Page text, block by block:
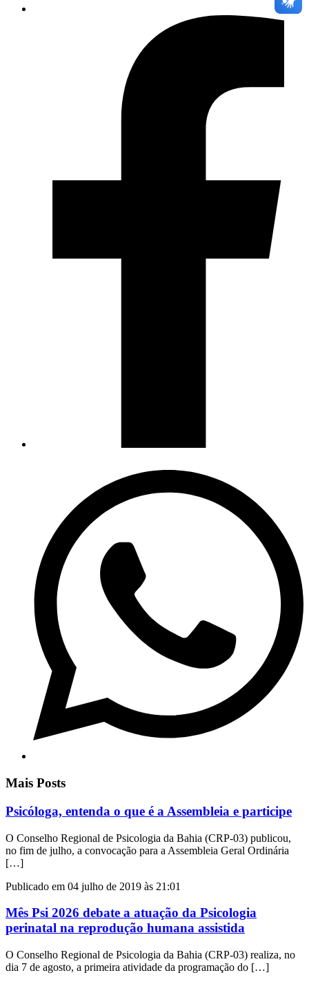
Mais Posts
Psicóloga, entenda o que é a Assembleia e participe
O Conselho Regional de Psicologia da Bahia (CRP-03) publicou,
no fim de julho, a convocação para a Assembleia Geral Ordinária
[…]
Publicado em 04 julho de 2019 às 21:01
Mês Psi 2026 debate a atuação da Psicologia
perinatal na reprodução humana assistida
O Conselho Regional de Psicologia da Bahia (CRP-03) realiza, no
dia 7 de agosto, a primeira atividade da programação do […]